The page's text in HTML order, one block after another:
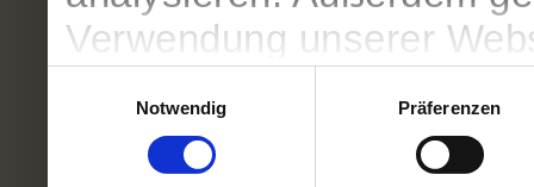
Verwendung unserer
Partner führen diese
weiteren Daten
Notwendig
Präferenzen